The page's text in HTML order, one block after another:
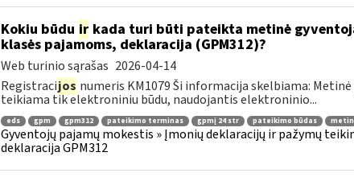
Kokiu būdu irkada turi būti pateikta metinė
klasės pajamoms, deklaracija (GPM312)?
Web turinio sąrašas 2026-04-14
Registracijos numeris KM1079 Ši informacija skelbiama:
teikiama tik elektroniniu būdu, naudojantis elektroninio...
eds gpm gpm312 pateikimo terminas gpmį 24 str pateikimo būdas
Gyventojų pajamų mokestis » Įmonių deklaracijų ir pažymų
deklaracija GPM312